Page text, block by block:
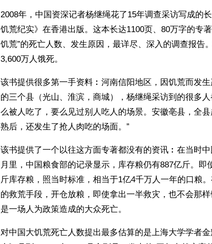
2008年，中国资深记者杨继绳花了15年调查采访写成
饥荒纪实》在香港出版。这本长达1100页、80万字的专
饥荒”的死亡人数、发生原因，最详尽、深入的调查报告
3,600万人饿死。
该书提供很多第一手资料︰河南信阳地区，因饥荒而发
的三个县（光山、淮滨，商城），杨继绳采访到的很多
么被人吃了，要么见过别人吃人的场景。安徽亳县，全
熟后，还发生了抢人肉吃的场面。”
该书提供了一个以往这方面专著都没有的资讯︰在当时
月里，中国粮食部的记录显示，库存粮仍有887亿斤。
斤库存粮，照当时标准，相当于1亿4千万人一年的口粮
的救荒手段，开仓放粮，即使拿出一半救灾，也不会那
是一场人为政策造成的大众死亡。
对中国大饥荒死亡人数提出最多估算的是上海大学学者